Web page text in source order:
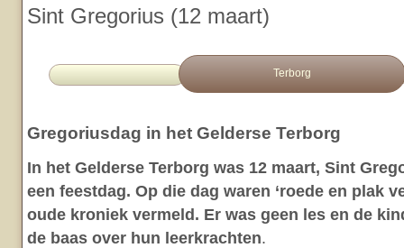
Sint Gregorius (12 maart)
Terborg
Gregoriusdag in het Gelderse Terborg
In het Gelderse Terborg was 12 maart, Sint
een feestdag. Op die dag waren ‘roede en plak
oude kroniek vermeld. Er was geen les en de
de baas over hun leerkrachten.